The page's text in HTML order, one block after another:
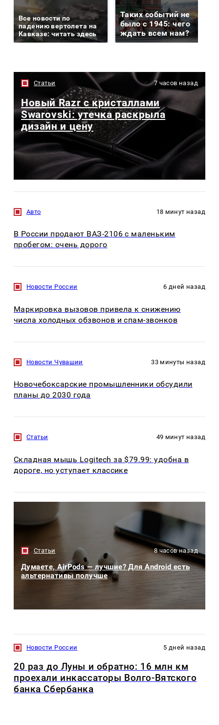
Все новости по
падению вертолета на
Кавказе: читать здесь
Таких событий не
было с 1945: чего
ждать всем нам?
Статьи 7 часов назад
Новый Razr с кристаллами
Swarovski: утечка раскрыла
дизайн и цену
Авто 18 минут назад
В России продают ВАЗ-2106 с маленьким
пробегом: очень дорого
Новости России 6 дней назад
Маркировка вызовов привела к снижению
числа холодных обзвонов и спам-звонков
Новости Чувашии 33 минуты назад
Новочебоксарские промышленники обсудили
планы до 2030 года
Статьи 49 минут назад
Складная мышь Logitech за $79.99: удобна в
дороге, но уступает классике
Статьи 8 часов назад
Думаете, AirPods — лучшие? Для Android есть
альтернативы получше
Новости России 5 дней назад
20 раз до Луны и обратно: 16 млн км
проехали инкассаторы Волго-Вятского
банка Сбербанка